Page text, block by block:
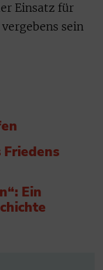
Einsatz für
sein
Friedens
Ein